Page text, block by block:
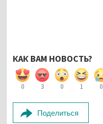
КАК ВАМ НОВОСТЬ?
0 3 0 1 0
Поделиться